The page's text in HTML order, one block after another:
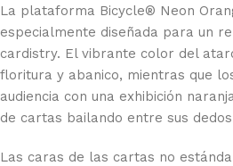
La plataforma Bicycle® Neon
especialmente diseñada para un
cardistry. El vibrante color del
floritura y abanico, mientras que
audiencia con una exhibición
de cartas bailando entre sus
Las caras de las cartas no